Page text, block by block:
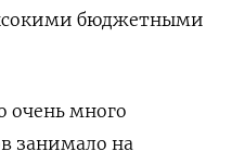
бюджетными
очень много
занимало на